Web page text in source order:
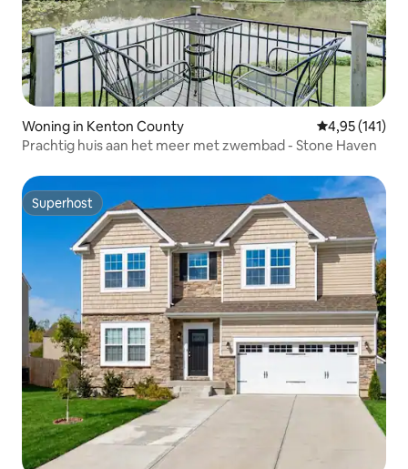
Woning in Kenton County Gemiddelde
4,95 (141)
Prachtig huis aan het meer met zwembad - Stone Haven
Superhost
Superhost